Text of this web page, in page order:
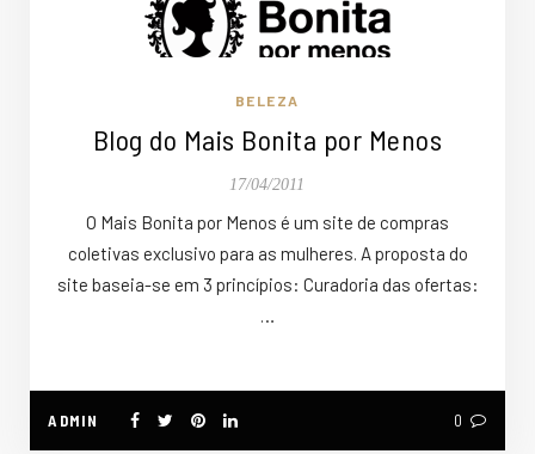
BELEZA
Blog do Mais Bonita por Menos
17/04/2011
O Mais Bonita por Menos é um site de compras
coletivas exclusivo para as mulheres. A proposta do
site baseia-se em 3 princípios: Curadoria das ofertas:
…
ADMIN 0